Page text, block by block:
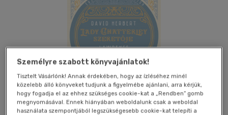
Személyre szabott könyvajánlatok!
Tisztelt Vásárlónk! Annak érdekében, hogy az ízléséhez minél
közelebb álló könyveket tudjunk a figyelmébe ajánlani, arra kérjük,
hogy fogadja el az ehhez szükséges cookie-kat a „Rendben” gomb
megnyomásával. Ennek hiányában weboldalunk csak a weboldal
használata szempontjából legszükségesebb cookie-kat telepíti a